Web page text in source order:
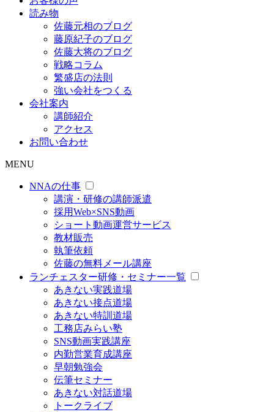
読み物
佐藤元相のブログ
藤原紀子のブログ
佐藤大将のブログ
戦略コラム
繁盛店の法則
強い会社をつくる
会社案内
講師紹介
アクセス
お問い合わせ
MENU
NNAの仕事
講演・研修の講師派遣
採用Web×SNS動画
ショート動画運営サービス
教材販売
執筆依頼
佐藤の無料メール講座
ランチェスター研修・セミナー一覧
あきない実践道場
あきない接点道場
あきない特訓道場
工務店みらい塾
SNS動画実践講座
内勤営業育成講座
早朝勉強会
伝筆セミナー
あきない対話道場
トークライブ